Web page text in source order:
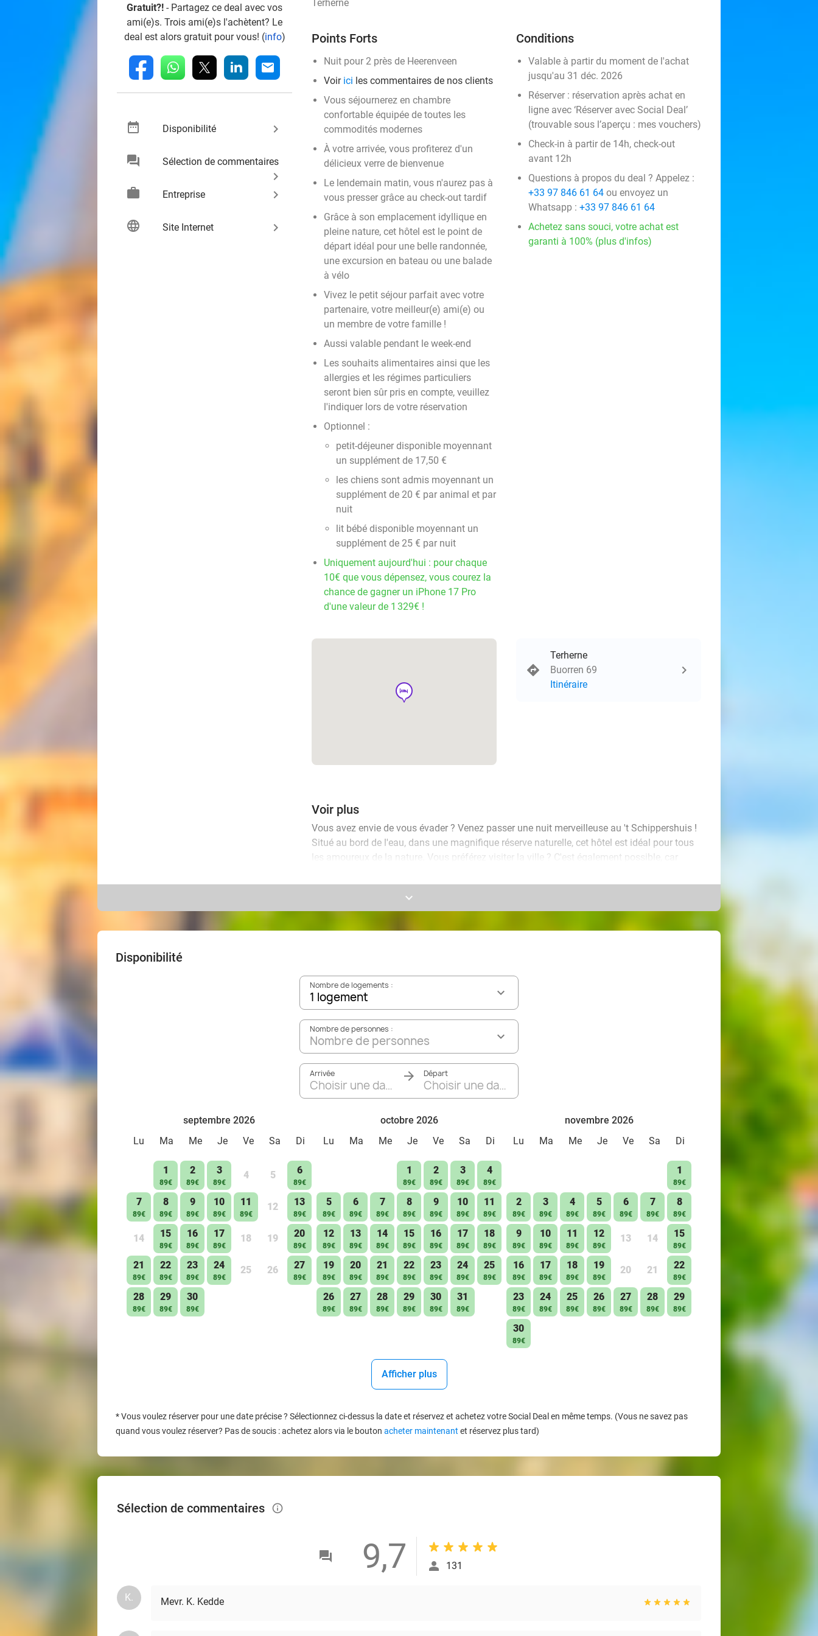
Gratuit?! - Partagez ce deal avec vos
ami(e)s. Trois ami(e)s l'achètent? Le
deal est alors gratuit pour vous! (info)
fb whatsapp linkedin mail
date_range Disponibilité keyboard_arrow_right
chat Sélection de commentaires
keyboard_arrow_right
work
Entreprise keyboard_arrow_right
language Site Internet keyboard_arrow_right
Terherne
Points Forts
Nuit pour 2 près de Heerenveen
Voir ici les commentaires de nos clients
Vous séjournerez en chambre
confortable équipée de toutes les
commodités modernes
À votre arrivée, vous profiterez d'un
délicieux verre de bienvenue
Le lendemain matin, vous n'aurez pas à
vous presser grâce au check-out tardif
Grâce à son emplacement idyllique en
pleine nature, cet hôtel est le point de
départ idéal pour une belle randonnée,
une excursion en bateau ou une balade
à vélo
Vivez le petit séjour parfait avec votre
partenaire, votre meilleur(e) ami(e) ou
un membre de votre famille !
Aussi valable pendant le week-end
Les souhaits alimentaires ainsi que les
allergies et les régimes particuliers
seront bien sûr pris en compte, veuillez
l'indiquer lors de votre réservation
Optionnel :
petit-déjeuner disponible moyennant
un supplément de 17,50 €
les chiens sont admis moyennant un
supplément de 20 € par animal et par
nuit
lit bébé disponible moyennant un
supplément de 25 € par nuit
Uniquement aujourd'hui : pour chaque
10€ que vous dépensez, vous courez la
chance de gagner un iPhone 17 Pro
d'une valeur de 1 329€ !
Conditions
Valable à partir du moment de l'achat
jusqu'au 31 déc. 2026
Réserver : réservation après achat en
ligne avec ‘Réserver avec Social Deal’
(trouvable sous l’aperçu : mes vouchers)
Check-in à partir de 14h, check-out
avant 12h
Questions à propos du deal ? Appelez :
+33 97 846 61 64 ou envoyez un
Whatsapp : +33 97 846 61 64
Achetez sans souci, votre achat est
garanti à 100% (plus d'infos)
hotel
Terherne
Buorren 69
Itinéraire
Voir plus
Vous avez envie de vous évader ? Venez passer une nuit merveilleuse au 't Schippershuis !
Situé au bord de l'eau, dans une magnifique réserve naturelle, cet hôtel est idéal pour tous
les amoureux de la nature. Vous préférez visiter la ville ? C'est également possible, car
Avec votre partenaire, un(e) ami(e) ou un membre de votre famille, vous séjournerez en
chambre confortable équipée de toutes les commodités modernes. À votre arrivée, vous
recevrez un délicieux verre de bienvenue et, le lendemain matin, vous n'aurez pas à vous
keyboard_arrow_down
Disponibilité
Nombre de logements :
1 logement
Nombre de personnes :
Nombre de personnes
Arrivée
Choisir une date
Départ
Choisir une date
septembre 2026
Lu
Ma Me Je Ve Sa Di
1
89€
2
89€
3
89€
4 5 6
89€
7
89€
8
89€
9
89€
10
89€
11
89€
12 13
89€
14 15
89€
16
89€
17
89€
18 19 20
89€
21
89€
22
89€
23
89€
24
89€
25 26 27
89€
28
89€
29
89€
30
89€
octobre 2026
Lu
Ma Me Je Ve Sa Di
1
89€
2
89€
3
89€
4
89€
5
89€
6
89€
7
89€
8
89€
9
89€
10
89€
11
89€
12
89€
13
89€
14
89€
15
89€
16
89€
17
89€
18
89€
19
89€
20
89€
21
89€
22
89€
23
89€
24
89€
25
89€
26
89€
27
89€
28
89€
29
89€
30
89€
31
89€
novembre 2026
Lu
Ma Me Je Ve Sa Di
1
89€
2
89€
3
89€
4
89€
5
89€
6
89€
7
89€
8
89€
9
89€
10
89€
11
89€
12
89€
13 14 15
89€
16
89€
17
89€
18
89€
19
89€
20 21 22
89€
23
89€
24
89€
25
89€
26
89€
27
89€
28
89€
29
89€
30
89€
Afficher plus
*Vous voulez réserver pour une date précise ? Sélectionnez ci-dessus la date et réservez et achetez votre Social Deal en même temps. (Vous ne savez pas
quand vous voulez réserver? Pas de soucis : achetez alors via le bouton acheter maintenant et réservez plus tard)
Sélection de commentaires info_outlined
9,7 131
K. Mevr. K. Kedde